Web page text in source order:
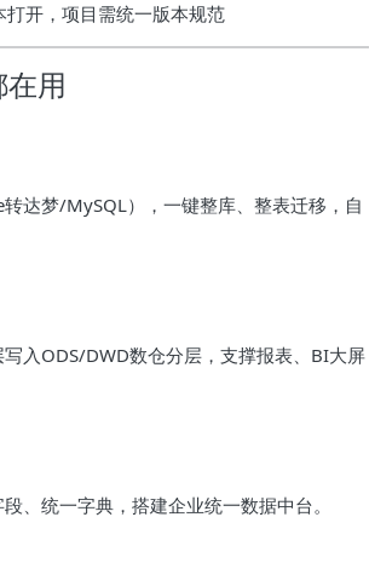
开，项目需统一版本规范
用
达梦/MySQL），一键整库、整表迁移，自
入ODS/DWD数仓分层，支撑报表、BI大屏
、统一字典，搭建企业统一数据中台。